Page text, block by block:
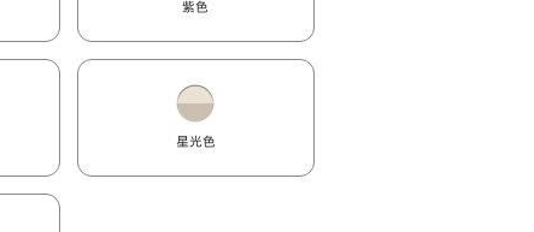
紫色
星光色